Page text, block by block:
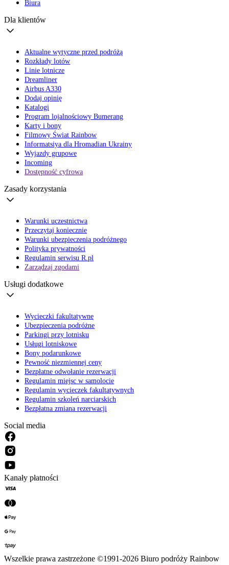
Biura
Dla klientów
Aktualne wytyczne przed podróżą
Rozkłady lotów
Linie lotnicze
Dreamliner
Airbus A330
Dodaj opinię
Katalogi
Program lojalnościowy Bumerang
Karty i bony
Filmowy Świat Rainbow
Informatsiya dla Hromadian Ukrainy
Wyjazdy grupowe
Incoming
Dostępność cyfrowa
Zasady korzystania
Warunki uczestnictwa
Przeczytaj koniecznie
Warunki ubezpieczenia podróżnego
Polityka prywatności
Regulamin serwisu R.pl
Zarządzaj zgodami
Usługi dodatkowe
Wycieczki fakultatywne
Ubezpieczenia podróżne
Parkingi przy lotnisku
Usługi lotniskowe
Bony podarunkowe
Pewność niezmiennej ceny
Bezpłatne odwołanie rezerwacji
Regulamin miejsc w samolocie
Regulamin wycieczek fakultatywnych
Regulamin szkoleń narciarskich
Bezpłatna zmiana rezerwacji
Social media
Kanały płatności
Wszelkie prawa zastrzeżone ©1991-2026 Biuro podróży Rainbow